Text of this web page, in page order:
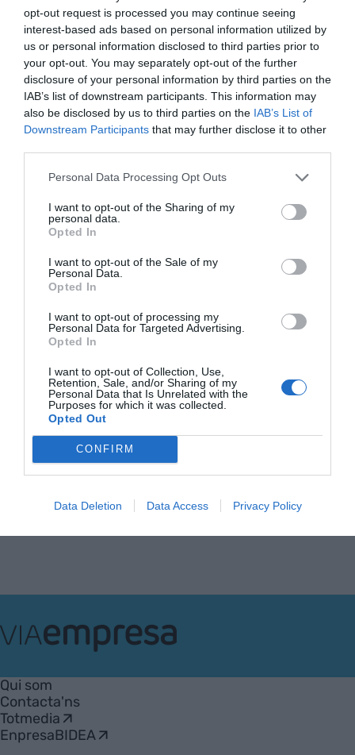
opt-out request is processed you may continue seeing
interest-based ads based on personal information utilized by
us or personal information disclosed to third parties prior to
your opt-out. You may separately opt-out of the further
disclosure of your personal information by third parties on the
IAB’s list of downstream participants. This information may
also be disclosed by us to third parties on the IAB’s List of
Downstream Participants that may further disclose it to other
Personal Data Processing Opt Outs
I want to opt-out of the Sharing of my
personal data.
Opted In
I want to opt-out of the Sale of my
Personal Data.
Opted In
I want to opt-out of processing my
Personal Data for Targeted Advertising.
Opted In
I want to opt-out of Collection, Use,
Retention, Sale, and/or Sharing of my
Personal Data that Is Unrelated with the
Purposes for which it was collected.
Opted Out
CONFIRM
Data Deletion Data Access Privacy Policy
CATALUNYA CENTRAL
Què demanen les pimes de
l'Anoia i el Penedès?
19 de maig de 2015
quatre casos d'èxit a l'Anoia
Quan l'empresa cerca un
treballador que no troba
21 d’abril de 2015
Empresa
Qui som
Contacta'ns
Totmedia
EnpresaBIDEA